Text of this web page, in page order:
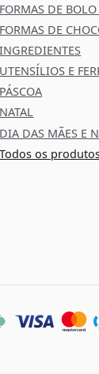
FORMAS DE
FORMAS DE
INGREDIENTES
UTENSÍLIOS E
PÁSCOA
NATAL
DIA DAS MÃES E
Todos os